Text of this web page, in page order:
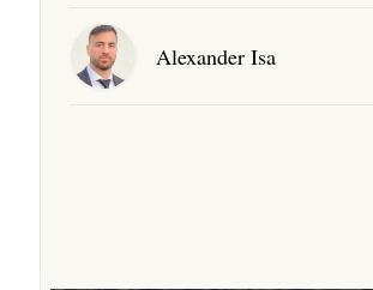
Alexander Isa